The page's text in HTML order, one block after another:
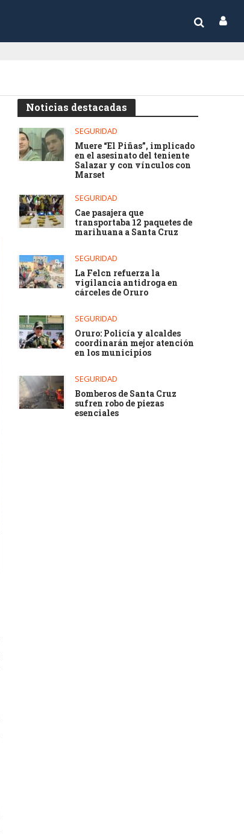
Noticias destacadas
SEGURIDAD
Muere “El Piñas”, implicado
en el asesinato del teniente
Salazar y con vínculos con
Marset
SEGURIDAD
Cae pasajera que
transportaba 12 paquetes de
marihuana a Santa Cruz
SEGURIDAD
La Felcn refuerza la
vigilancia antidroga en
cárceles de Oruro
SEGURIDAD
Oruro: Policía y alcaldes
coordinarán mejor atención
en los municipios
SEGURIDAD
Bomberos de Santa Cruz
sufren robo de piezas
esenciales